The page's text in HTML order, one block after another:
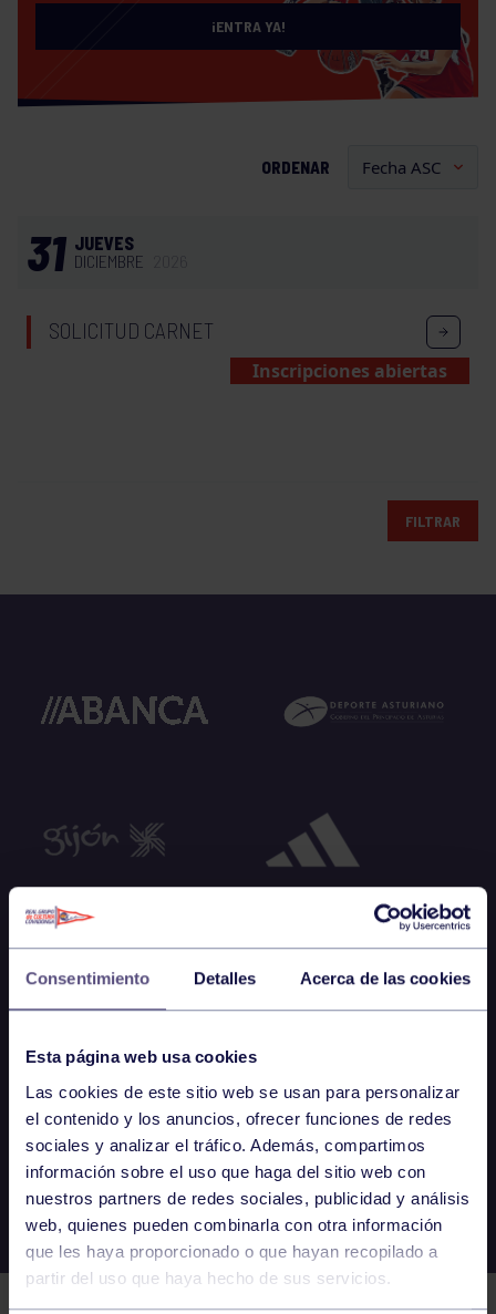
Consentimiento Detalles Acerca de las cookies
Esta página web usa cookies
Las cookies de este sitio web se usan para personalizar
el contenido y los anuncios, ofrecer funciones de redes
sociales y analizar el tráfico. Además, compartimos
información sobre el uso que haga del sitio web con
nuestros partners de redes sociales, publicidad y análisis
web, quienes pueden combinarla con otra información
que les haya proporcionado o que hayan recopilado a
partir del uso que haya hecho de sus servicios.
¡ENTRA YA!
ORDENAR
31 JUEVES
DICIEMBRE
SOLICITUD CARNET
Inscripciones abiertas
FILTRAR